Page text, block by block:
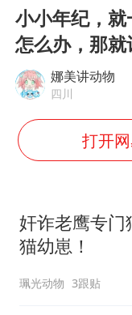
小小年纪，
怎么办，那
娜美讲动物
四川
打开
奸诈老鹰专门
猫幼崽！
珮光动物 3跟贴